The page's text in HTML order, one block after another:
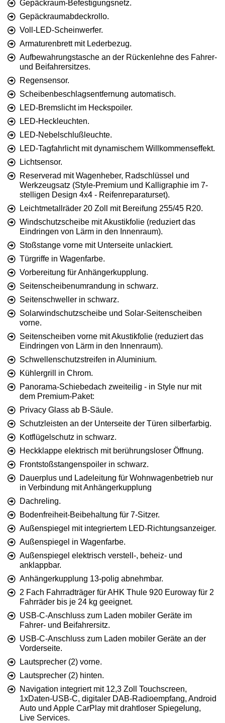
Gepäckraum-Befestigungsnetz.
Gepäckraumabdeckrollo.
Voll-LED-Scheinwerfer.
Armaturenbrett mit Lederbezug.
Aufbewahrungstasche an der Rückenlehne des Fahrer-
und Beifahrersitzes.
Regensensor.
Scheibenbeschlagsentfernung automatisch.
LED-Bremslicht im Heckspoiler.
LED-Heckleuchten.
LED-Nebelschlußleuchte.
LED-Tagfahrlicht mit dynamischem Willkommenseffekt.
Lichtsensor.
Reserverad mit Wagenheber, Radschlüssel und
Werkzeugsatz (Style-Premium und Kalligraphie im 7-
stelligen Design 4x4 - Reifenreparaturset).
Leichtmetallräder 20 Zoll mit Bereifung 255/45 R20.
Windschutzscheibe mit Akustikfolie (reduziert das
Eindringen von Lärm in den Innenraum).
Stoßstange vorne mit Unterseite unlackiert.
Türgriffe in Wagenfarbe.
Vorbereitung für Anhängerkupplung.
Seitenscheibenumrandung in schwarz.
Seitenschweller in schwarz.
Solarwindschutzscheibe und Solar-Seitenscheiben
vorne.
Seitenscheiben vorne mit Akustikfolie (reduziert das
Eindringen von Lärm in den Innenraum).
Schwellenschutzstreifen in Aluminium.
Kühlergrill in Chrom.
Panorama-Schiebedach zweiteilig - in Style nur mit
dem Premium-Paket:
Privacy Glass ab B-Säule.
Schutzleisten an der Unterseite der Türen silberfarbig.
Kotflügelschutz in schwarz.
Heckklappe elektrisch mit berührungsloser Öffnung.
Frontstoßstangenspoiler in schwarz.
Dauerplus und Ladeleitung für Wohnwagenbetrieb nur
in Verbindung mit Anhängerkupplung
Dachreling.
Bodenfreiheit-Beibehaltung für 7-Sitzer.
Außenspiegel mit integriertem LED-Richtungsanzeiger.
Außenspiegel in Wagenfarbe.
Außenspiegel elektrisch verstell-, beheiz- und
anklappbar.
Anhängerkupplung 13-polig abnehmbar.
2 Fach Fahrradträger für AHK Thule 920 Euroway für 2
Fahrräder bis je 24 kg geeignet.
USB-C-Anschluss zum Laden mobiler Geräte im
Fahrer- und Beifahrersitz.
USB-C-Anschluss zum Laden mobiler Geräte an der
Vorderseite.
Lautsprecher (2) vorne.
Lautsprecher (2) hinten.
Navigation integriert mit 12,3 Zoll Touchscreen,
1xDaten-USB-C, digitaler DAB-Radioempfang, Android
Auto und Apple CarPlay mit drahtloser Spiegelung,
Live Services.